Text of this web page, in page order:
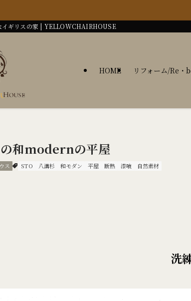
【日本の木でつ
イギリスの家 | YELLOWCHAIRHOUSE
HOME リフォーム/Re
和modernの平屋
ス STO 八溝杉 和モダン 平屋 断熱 漆喰 自然素材
洗